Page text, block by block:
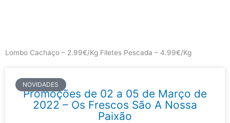
Lombo Cachaço – 2.99€/Kg Filetes Pescada – 4.99€/Kg
NOVIDADES
Promoções de 02 a 05 de Março de
2022 – Os Frescos São A Nossa
Paixão